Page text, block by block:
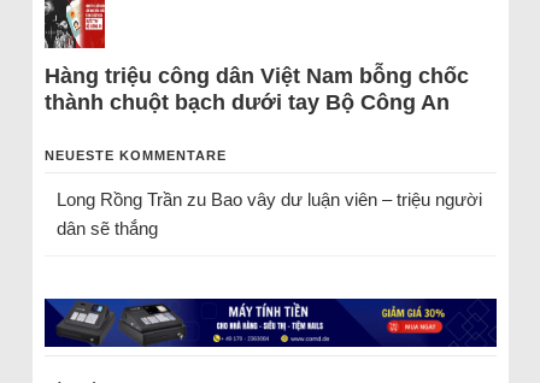
Hàng triệu công dân Việt Nam bỗng chốc
thành chuột bạch dưới tay Bộ Công An
NEUESTE KOMMENTARE
Long Rồng Trầnzu Bao vây dư luận viên – triệu người
dân sẽ thắng